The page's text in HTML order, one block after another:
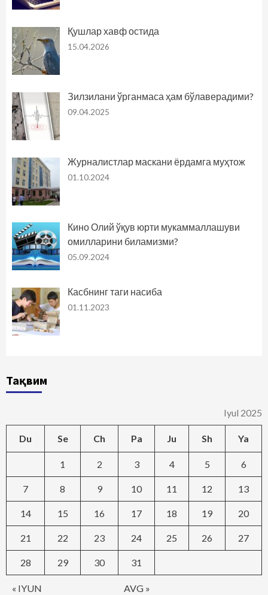
Қушлар хавф остида
15.04.2026
Зилзилани ўрганмаса ҳам бўлаверадими?
09.04.2025
Журналистлар маскани ёрдамга муҳтож
01.10.2024
Кино Олий ўқув юрти мукаммаллашуви
омилларини биламизми?
05.09.2024
Касбнинг таги насиба
01.11.2023
Тақвим
Iyul 2025
Du Se Ch Pa Ju Sh Ya
« IYUN AVG »
1 2 3 4 5 6
7 8 9 10 11 12 13
14 15 16 17 18 19 20
21 22 23 24 25 26 27
28 29 30 31